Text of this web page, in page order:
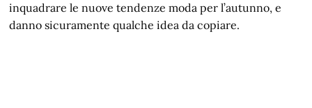
inquadrare le nuove tendenze moda per l’autunno, e
danno sicuramente qualche idea da copiare.